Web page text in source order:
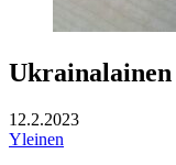
12.2.2023
Yleinen